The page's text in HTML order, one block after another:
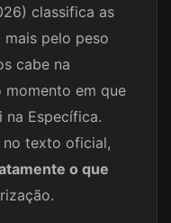
classifica as
mais pelo peso
cabe na
em que
na Específica.
no texto oficial,
o que